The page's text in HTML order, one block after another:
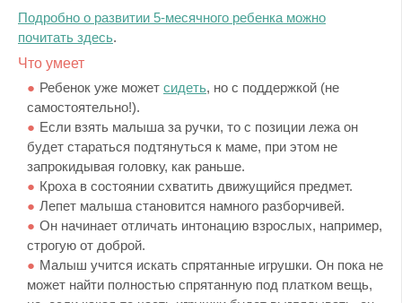
Подробно о развитии 5-месячного ребенка можно
почитать здесь.
Что умеет
Ребенок уже может сидеть, но с поддержкой (не
самостоятельно!).
Если взять малыша за ручки, то с позиции лежа он
будет стараться подтянуться к маме, при этом не
запрокидывая головку, как раньше.
Кроха в состоянии схватить движущийся предмет.
Лепет малыша становится намного разборчивей.
Он начинает отличать интонацию взрослых, например,
строгую от доброй.
Малыш учится искать спрятанные игрушки. Он пока не
может найти полностью спрятанную под платком вещь,